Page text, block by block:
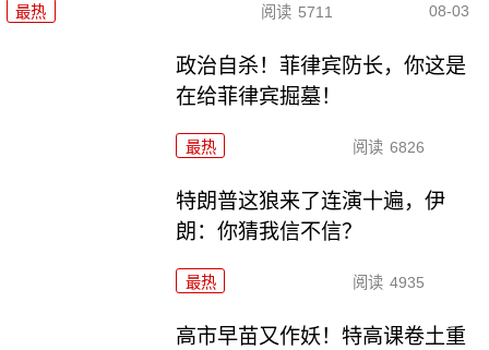
最热 阅读 5711 08-03
政治自杀！菲律宾防长，你这是
在给菲律宾掘墓！
最热 阅读 6826
特朗普这狼来了连演十遍，伊
朗：你猜我信不信？
最热 阅读 4935
高市早苗又作妖！特高课卷土重